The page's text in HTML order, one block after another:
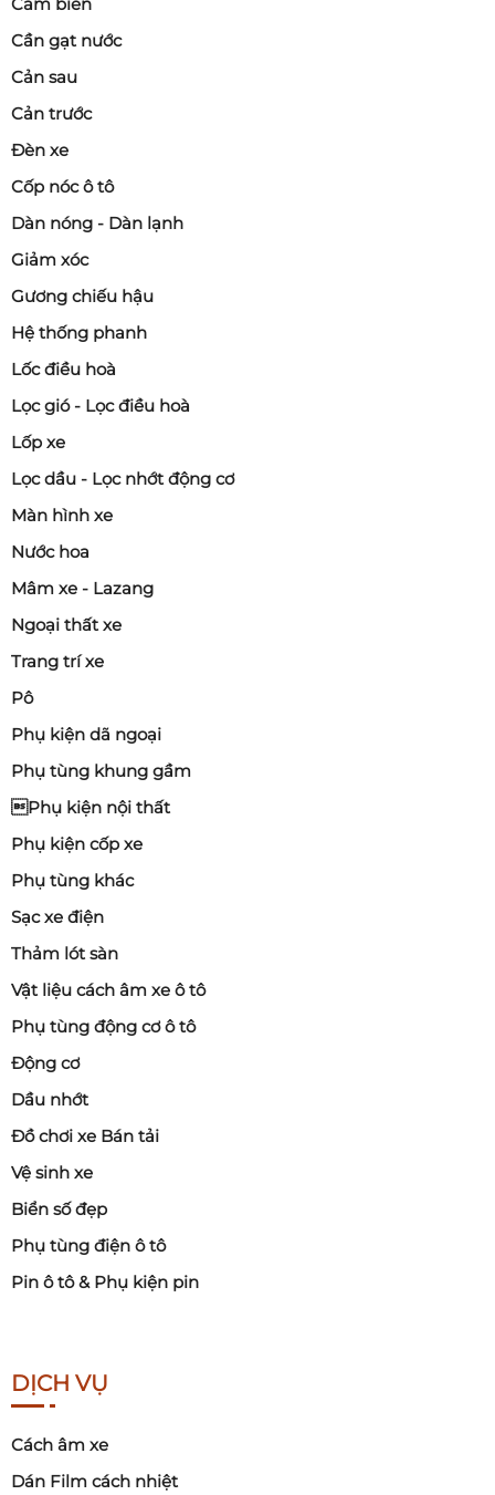
Cần gạt nước
Cản sau
Cản trước
Đèn xe
Cốp nóc ô tô
Dàn nóng - Dàn lạnh
Giảm xóc
Gương chiếu hậu
Hệ thống phanh
Lốc điều hoà
Lọc gió - Lọc điều hoà
Lốp xe
Lọc dầu - Lọc nhớt động cơ
Màn hình xe
Nước hoa
Mâm xe - Lazang
Ngoại thất xe
Trang trí xe
Pô
Phụ kiện dã ngoại
Phụ tùng khung gầm
Phụ kiện nội thất
Phụ kiện cốp xe
Phụ tùng khác
Sạc xe điện
Thảm lót sàn
Vật liệu cách âm xe ô tô
Phụ tùng động cơ ô tô
Động cơ
Dầu nhớt
Đồ chơi xe Bán tải
Vệ sinh xe
Biển số đẹp
Phụ tùng điện ô tô
Pin ô tô & Phụ kiện pin
DỊCH VỤ
Cách âm xe
Dán Film cách nhiệt